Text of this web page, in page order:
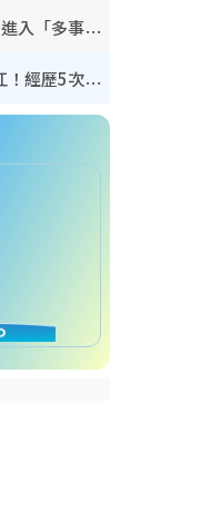
立秋2026｜8月7日立秋進入「多事之秋」 3件事唔做得！專家教6招開運 清枱頭／銀包納氣接好運
颱風白海豚料周日襲浙江！經歷5次「眼牆置換」極罕見 成登陸內地最長途颱風